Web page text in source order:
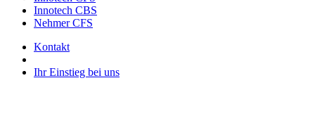
Innotech CBS
Nehmer CFS
Kontakt
Ihr Einstieg bei uns